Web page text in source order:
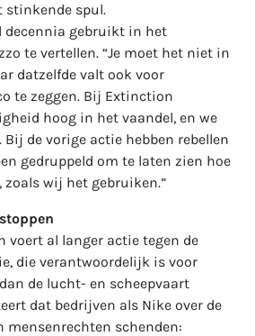
stinkende spul.
decennia gebruikt in het
te vertellen. “Je moet het niet in
datzelfde valt ook voor
te zeggen. Bij Extinction
hoog in het vaandel, en we
Bij de vorige actie hebben rebellen
gedruppeld om te laten zien hoe
wij het gebruiken.”
voert al langer actie tegen de
die verantwoordelijk is voor
de lucht- en scheepvaart
dat bedrijven als Nike over de
mensenrechten schenden: